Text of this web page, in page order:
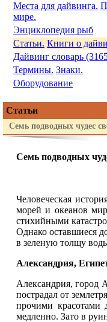
Места для дайвинга.
мире.
Энциклопедия рыб
Статьи. Книги о
Дайвинг словарь
Термины. Знаки.
Оборудование
Статьи
Семь подводных чудес
Семь подводных
Человеческая
морей и океанов
стихийными
Однако оставшиеся
в зеленую толщу
Александрия,
Александрия, город
пострадал от
прочими красотами
медленно. Зато в